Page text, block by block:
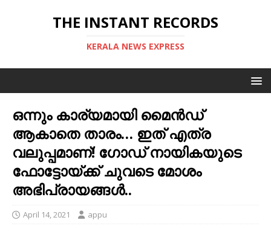
THE INSTANT RECORDS
KERALA NEWS EXPRESS
ഒന്നും കാര്യമായി മൈന്‍ഡ്
ആകാതെ താരം… ഇത് എത്ര
വലുപ്പമാണ്! ഗോഡ് നായികയുടെ
ഫോട്ടോയ്ക്ക് ചുവടെ മോശം
അഭിപ്രായങ്ങൾ..
April 14, 2021 appu